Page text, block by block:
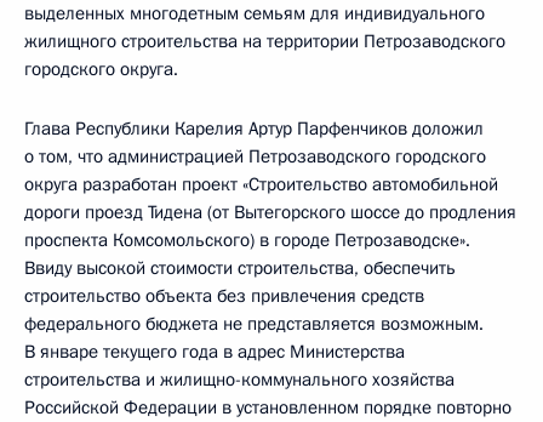
выделенных многодетным семьям для индивидуального
жилищного строительства на территории Петрозаводского
городского округа.
Глава Республики Карелия Артур Парфенчиков доложил
о том, что администрацией Петрозаводского городского
округа разработан проект «Строительство автомобильной
дороги проезд Тидена (от Вытегорского шоссе до продления
проспекта Комсомольского) в городе Петрозаводске».
Ввиду высокой стоимости строительства, обеспечить
строительство объекта без привлечения средств
федерального бюджета не представляется возможным.
В январе текущего года в адрес Министерства
строительства и жилищно-коммунального хозяйства
Российской Федерации в установленном порядке повторно